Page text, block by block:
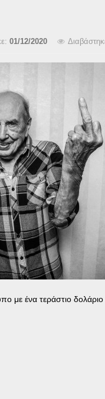
01/12/2020
με ένα τεράστιο